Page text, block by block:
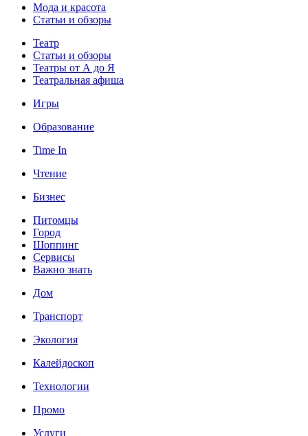
Мода и красота
Статьи и обзоры
Театр
Статьи и обзоры
Театры от А до Я
Театральная афиша
Игры
Образование
Time In
Чтение
Бизнес
Питомцы
Город
Шоппинг
Сервисы
Важно знать
Дом
Транспорт
Экология
Калейдоскоп
Технологии
Промо
Услуги